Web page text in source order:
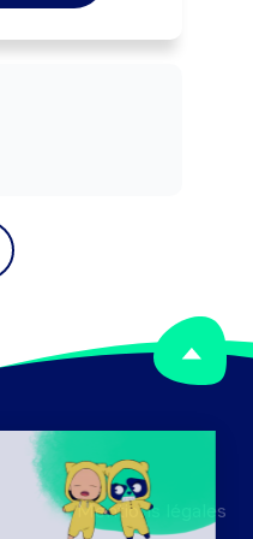
de
des
Mentions légales